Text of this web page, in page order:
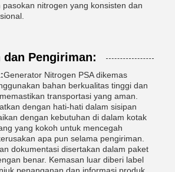
pasokan nitrogen yang konsisten dan
dan Pengiriman:
Generator Nitrogen PSA dikemas
bahan berkualitas tinggi dan
transportasi yang aman.
dengan hati-hati dalam sisipan
dengan kebutuhan di dalam kotak
yang kokoh untuk mencegah
apa pun selama pengiriman.
dokumentasi disertakan dalam paket
benar. Kemasan luar diberi label